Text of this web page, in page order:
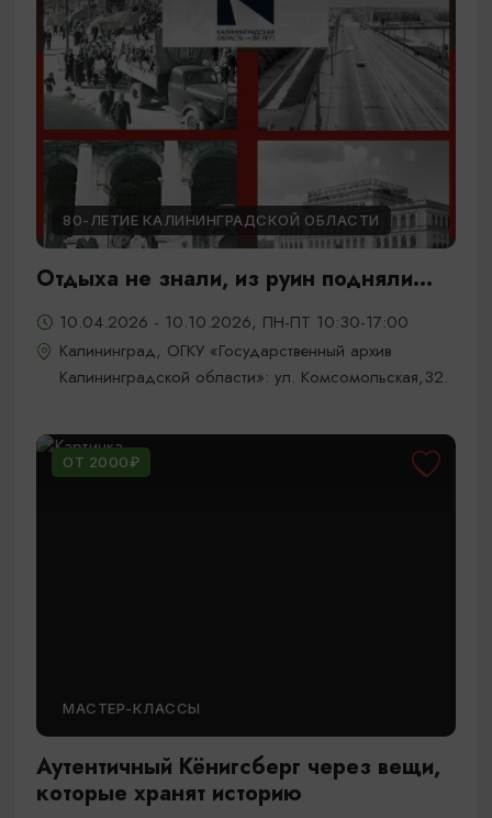
80-ЛЕТИЕ КАЛИНИНГРАДСКОЙ ОБЛАСТИ
Отдыха не знали, из руин подняли...
10.04.2026 - 10.10.2026, ПН-ПТ 10:30-17:00
Калининград, ОГКУ «Государственный архив
Калининградской области»: ул. Комсомольская,32.
ОТ 2000₽
МАСТЕР-КЛАССЫ
Аутентичный Кёнигсберг через вещи,
которые хранят историю